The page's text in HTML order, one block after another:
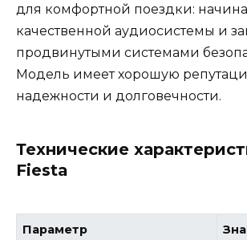
для комфортной поездки:
качественной аудиосистемы и
продвинутыми системами
Модель имеет хорошую
надежности и долговечности.
Технические
Fiesta
Параметр